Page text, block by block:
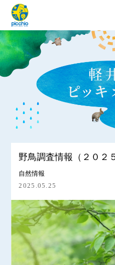
野鳥調査情報（２０２
自然情報
2025.05.25